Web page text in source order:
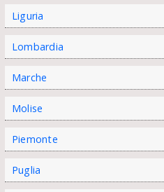
Liguria
Lombardia
Marche
Molise
Piemonte
Puglia